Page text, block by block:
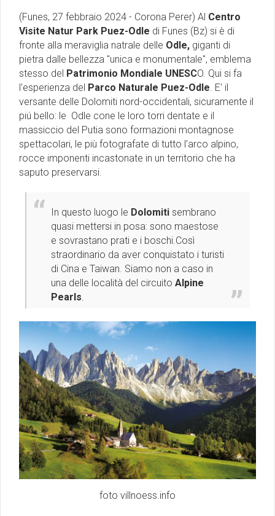
(Funes, 27 febbraio 2024 - Corona Perer) Al Centro
Visite Natur Park Puez-Odle di Funes (Bz) si è di
fronte alla meraviglia natrale delle Odle, giganti di
pietra dalle bellezza ''unica e monumentale", emblema
stesso del Patrimonio Mondiale UNESCO. Qui si fa
l'esperienza del Parco Naturale Puez-Odle. E' il
versante delle Dolomiti nord-occidentali, sicuramente il
piú bello: le Odle cone le loro torri dentate e il
massiccio del Putia sono formazioni montagnose
spettacolari, le più fotografate di tutto l’arco alpino,
rocce imponenti incastonate in un territorio che ha
saputo preservarsi.
In questo luogo le Dolomiti sembrano
quasi mettersi in posa: sono maestose
e sovrastano prati e i boschi.Così
straordinario da aver conquistato i turisti
di Cina e Taiwan. Siamo non a caso in
una delle località del circuito Alpine
Pearls.
foto villnoess.info